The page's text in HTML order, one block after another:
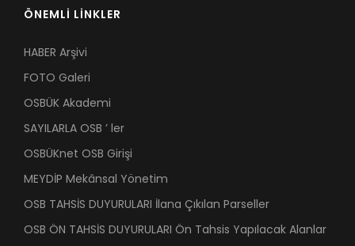
ÖNEMLİ LİNKLER
HABER Arşivi
FOTO Galeri
OSBÜK Akademi
SAYILARLA OSB ’ ler
OSBÜKnet OSB Girişi
MEYDİP Mekânsal Yönetim
OSB TAHSİS DUYURULARI İlana Çıkılan Parseller
OSB ÖN TAHSİS DUYURULARI Ön Tahsis Yapılacak Alanlar